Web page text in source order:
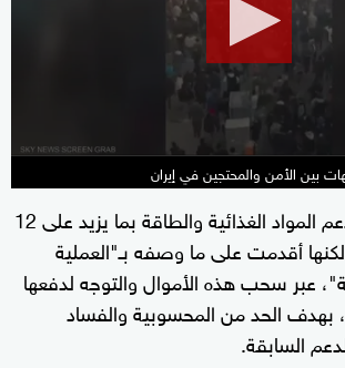
بين الأمن والمحتجين في إيران
ويشرح أن كانت تدعم المواد الغذائية والطاقة بما يزيد على 12
لكنها أقدمت على ما وصفه بـ"العملية
عبر سحب هذه الأموال والتوجه لدفعها
بهدف الحد من المحسوبية والفساد
السابقة.